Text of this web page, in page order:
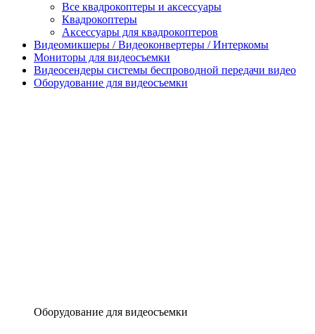
Все квадрокоптеры и аксессуары
Квадрокоптеры
Аксессуары для квадрокоптеров
Видеомикшеры / Видеоконвертеры / Интеркомы
Мониторы для видеосъемки
Видеосендеры системы беспроводной передачи видео
Оборудование для видеосъемки
Оборудование для видеосъемки